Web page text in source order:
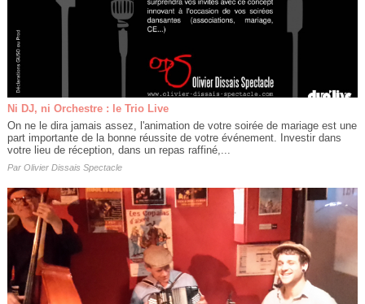
Ni DJ, ni Orchestre : le Trio Live
On ne le dira jamais assez, l'animation de votre soirée de mariage est une
part importante de la bonne réussite de votre événement. Investir dans
votre lieu de réception, dans un repas raffiné,...
Par Olivier Dissais Spectacle